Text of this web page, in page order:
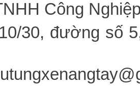
Công
30, đường số